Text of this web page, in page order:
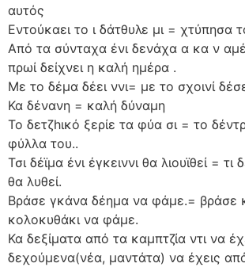
αυτός
Εντούκαει το ι δάτθυλε μι = χτύπησα
Από τα σύνταχα ένι δενάχα α κα ν
πρωί δείχνει η καλή ημέρα .
Με το δέμα δέει ννι= με το σχοινί
Κα δένανη = καλή δύναμη
Το δετζhικό ξερίε τα φύα σι = το
φύλλα του..
Τσι δέϊμα ένι έγκειννι θα λιουϊθεί = τι
θα λυθεί.
Βράσε γκάνα δέημα να φάμε.= βράσε
κολοκυθάκι να φάμε.
Κα δεξίματα από τα καμπτζία ντι να
δεχούμενα(νέα, μαντάτα) να έχεις